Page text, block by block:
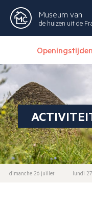
Museum van
de huizen uit de
dimanche 26 juillet lundi